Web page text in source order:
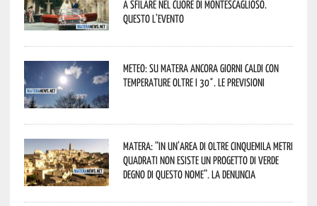
a sfilare nel cuore di Montescaglioso.
Questo l’evento
Meteo: su Matera ancora giorni caldi con
temperature oltre i 30°. Le previsioni
Matera: “In un’area di oltre cinquemila metri
quadrati non esiste un progetto di verde
degno di questo nome”. La denuncia